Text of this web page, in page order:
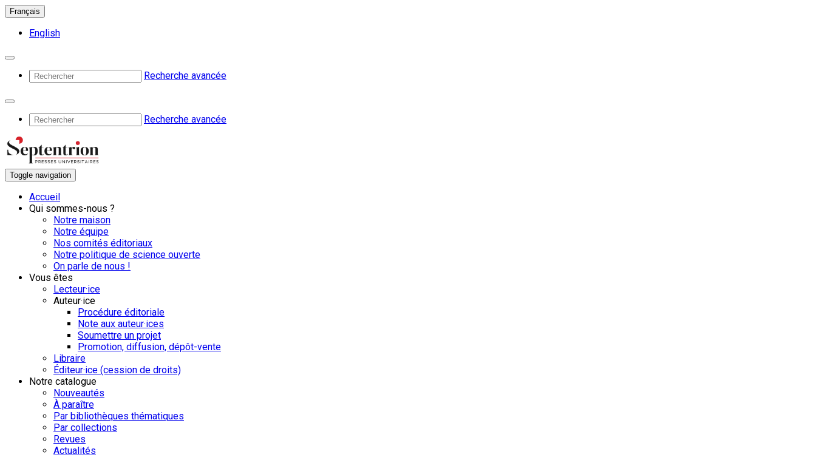
Français
English
Recherche avancée
Recherche avancée
Toggle navigation
Accueil
Qui sommes-nous ?
Notre maison
Notre équipe
Nos comités éditoriaux
Notre politique de science ouverte
On parle de nous !
Vous êtes
Lecteur·ice
Auteur·ice
Procédure éditoriale
Note aux auteur·ices
Soumettre un projet
Promotion, diffusion, dépôt-vente
Libraire
Éditeur·ice (cession de droits)
Notre catalogue
Nouveautés
À paraître
Par bibliothèques thématiques
Par collections
Revues
Actualités